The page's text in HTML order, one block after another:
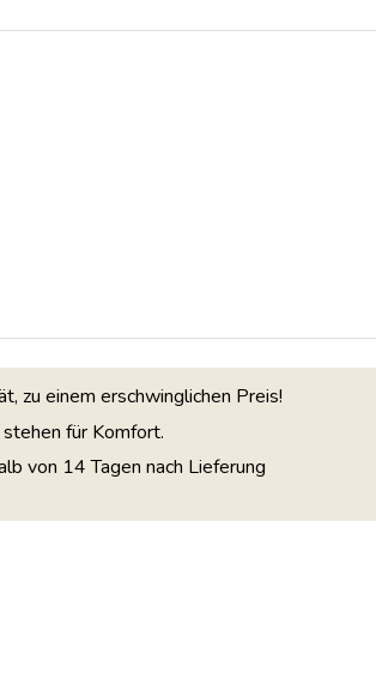
zu einem erschwinglichen Preis!
für Komfort.
von 14 Tagen nach Lieferung